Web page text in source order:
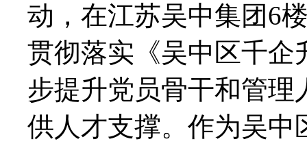
动，在江苏吴中集团6
贯彻落实《吴中区千企
步提升党员骨干和管理
供人才支撑。作为吴中